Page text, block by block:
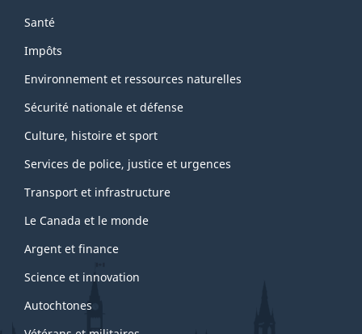
Santé
Impôts
Environnement et ressources naturelles
Sécurité nationale et défense
Culture, histoire et sport
Services de police, justice et urgences
Transport et infrastructure
Le Canada et le monde
Argent et finance
Science et innovation
Autochtones